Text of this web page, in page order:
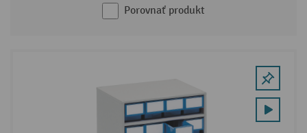
Porovnať produkt